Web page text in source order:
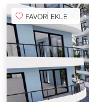
FAVORİ EKLE